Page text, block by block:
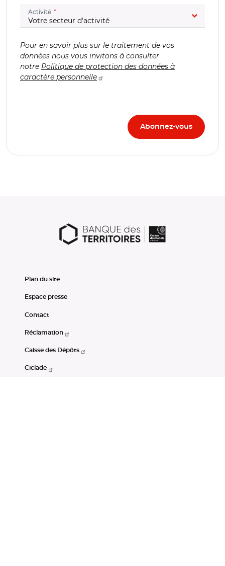
Activité (champ obligatoire)
Pour en savoir plus sur le traitement de vos
données nous vous invitons à consulter
notre Politique de protection des données à
caractère personnelle
Plan du site
Espace presse
Contact
Réclamation
Caisse des Dépôts
Ciclade